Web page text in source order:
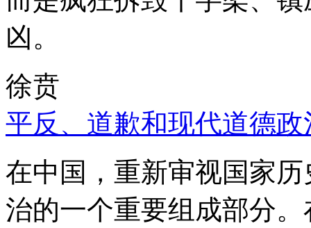
凶。
徐贲
平反、道歉和现代道德政
在中国，重新审视国家
治的一个重要组成部分